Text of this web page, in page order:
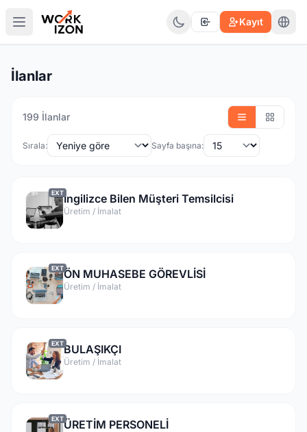
Kayıt
İlanlar
199 İlanlar
Sırala: Sayfa başına:
EXTİngilizce Bilen Müşteri Temsilcisi
Üretim / İmalat
EXTÖN MUHASEBE GÖREVLİSİ
Üretim / İmalat
EXTBULAŞIKÇI
Üretim / İmalat
EXTÜRETİM PERSONELİ